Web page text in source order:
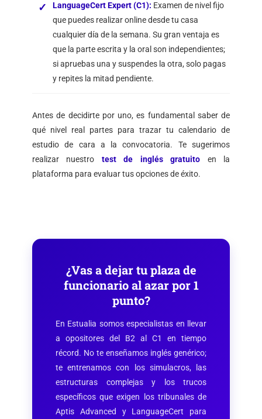
LanguageCert Expert (C1): Examen de nivel fijo
que puedes realizar online desde tu casa
cualquier día de la semana. Su gran ventaja es
que la parte escrita y la oral son independientes;
si apruebas una y suspendes la otra, solo pagas
y repites la mitad pendiente.
Antes de decidirte por uno, es fundamental saber de
qué nivel real partes para trazar tu calendario de
estudio de cara a la convocatoria. Te sugerimos
realizar nuestro test de inglés gratuito en la
plataforma para evaluar tus opciones de éxito.
¿Vas a dejar tu plaza de
funcionario al azar por 1
punto?
En Estualia somos especialistas en llevar
a opositores del B2 al C1 en tiempo
récord. No te enseñamos inglés genérico;
te entrenamos con los simulacros, las
estructuras complejas y los trucos
específicos que exigen los tribunales de
Aptis Advanced y LanguageCert para